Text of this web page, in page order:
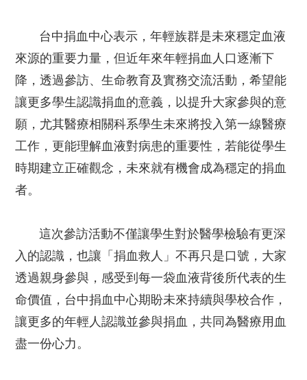
台中捐血中心表示，年輕族群是未來穩定血液
來源的重要力量，但近年來年輕捐血人口逐漸下
降，透過參訪、生命教育及實務交流活動，希望能
讓更多學生認識捐血的意義，以提升大家參與的意
願，尤其醫療相關科系學生未來將投入第一線醫療
工作，更能理解血液對病患的重要性，若能從學生
時期建立正確觀念，未來就有機會成為穩定的捐血
者。
這次參訪活動不僅讓學生對於醫學檢驗有更深
入的認識，也讓「捐血救人」不再只是口號，大家
透過親身參與，感受到每一袋血液背後所代表的生
命價值，台中捐血中心期盼未來持續與學校合作，
讓更多的年輕人認識並參與捐血，共同為醫療用血
盡一份心力。